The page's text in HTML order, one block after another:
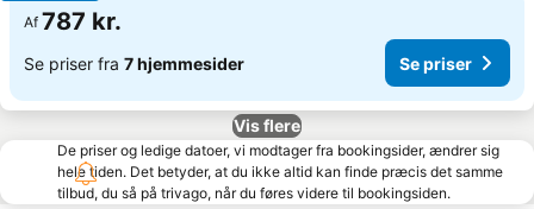
Af 787 kr.
Se priser fra 7 hjemmesider Se priser
Vis flere
De priser og ledige datoer, vi modtager fra bookingsider, ændrer sig
hele tiden. Det betyder, at du ikke altid kan finde præcis det samme
tilbud, du så på trivago, når du føres videre til bookingsiden.